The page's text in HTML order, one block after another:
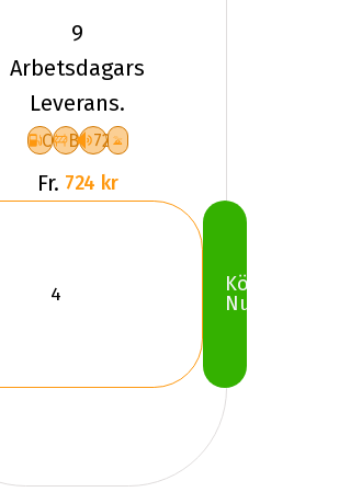
ALLSEASON
6 XL
9
Arbetsdagars
Leverans.
C B 72
Fr. 724 kr
Köp
Nu